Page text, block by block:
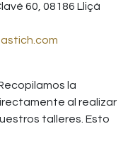
60, 08186 Lliçà
la
al realizar
talleres. Esto